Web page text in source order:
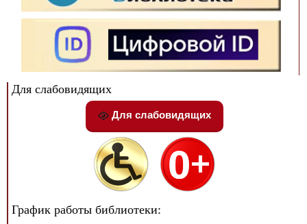
Для слабовидящих
Для слабовидящих
График работы библиотеки: